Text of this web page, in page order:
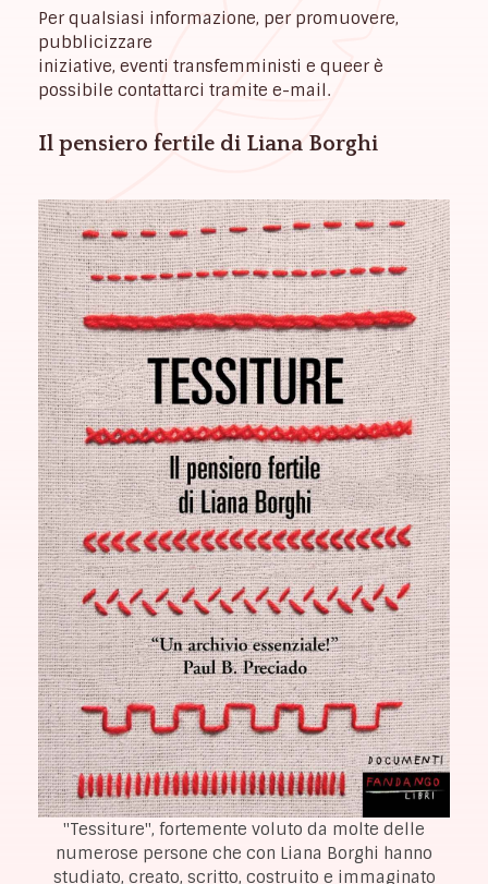
Per qualsiasi informazione, per promuovere,
pubblicizzare
iniziative, eventi transfemministi e queer è
possibile contattarci tramite e-mail.
Il pensiero fertile di Liana Borghi
"Tessiture", fortemente voluto da molte delle
numerose persone che con Liana Borghi hanno
studiato, creato, scritto, costruito e immaginato